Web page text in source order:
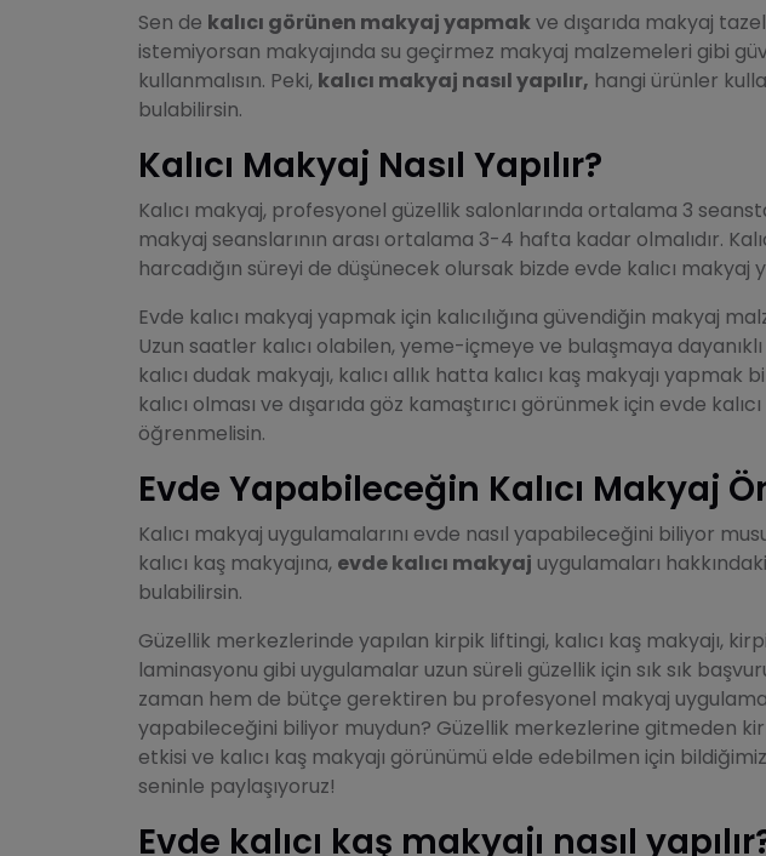
Sen de kalıcı görünen makyaj yapmakve dışarıda makyaj
istemiyorsan makyajında su geçirmez makyaj malzemeleri gibi
kullanmalısın. Peki, kalıcı makyaj nasıl yapılır, hangi ürünler
bulabilirsin.
Kalıcı Makyaj Nasıl Yapılır?
Kalıcı makyaj, profesyonel güzellik salonlarında ortalama 3
makyaj seanslarının arası ortalama 3-4 hafta kadar olmalıdır.
harcadığın süreyi de düşünecek olursak bizde evde kalıcı makyaj
Evde kalıcı makyaj yapmak için kalıcılığına güvendiğin makyaj
Uzun saatler kalıcı olabilen, yeme-içmeye ve bulaşmaya
kalıcı dudak makyajı, kalıcı allık hatta kalıcı kaş makyajı yapmak
kalıcı olması ve dışarıda göz kamaştırıcı görünmek için evde
öğrenmelisin.
Evde Yapabileceğin Kalıcı Makyaj
Kalıcı makyaj uygulamalarını evde nasıl yapabileceğini biliyor
kalıcı kaş makyajına, evde kalıcı makyaj uygulamaları
bulabilirsin.
Güzellik merkezlerinde yapılan kirpik liftingi, kalıcı kaş makyajı,
laminasyonu gibi uygulamalar uzun süreli güzellik için sık sık
zaman hem de bütçe gerektiren bu profesyonel makyaj
yapabileceğini biliyor muydun? Güzellik merkezlerine gitmeden
etkisi ve kalıcı kaş makyajı görünümü elde edebilmen için
seninle paylaşıyoruz!
Evde kalıcı kaş makyajı nasıl